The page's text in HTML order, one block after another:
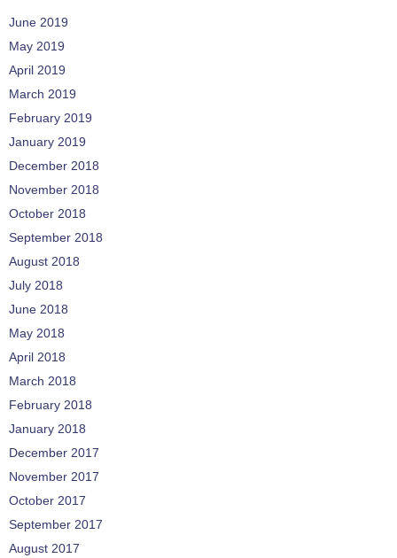
June 2019
May 2019
April 2019
March 2019
February 2019
January 2019
December 2018
November 2018
October 2018
September 2018
August 2018
July 2018
June 2018
May 2018
April 2018
March 2018
February 2018
January 2018
December 2017
November 2017
October 2017
September 2017
August 2017